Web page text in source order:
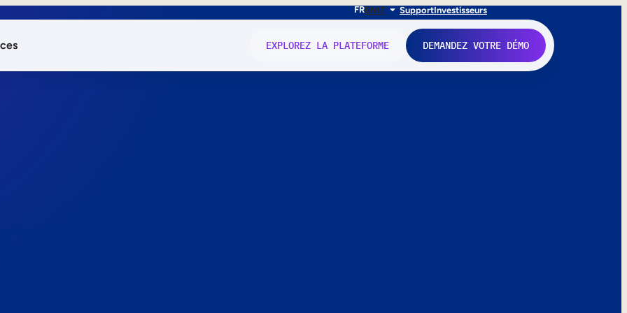
FRENIT SupportInvestisseurs
EXPLOREZ LA PLATEFORME DEMANDEZ VOTRE DÉMO